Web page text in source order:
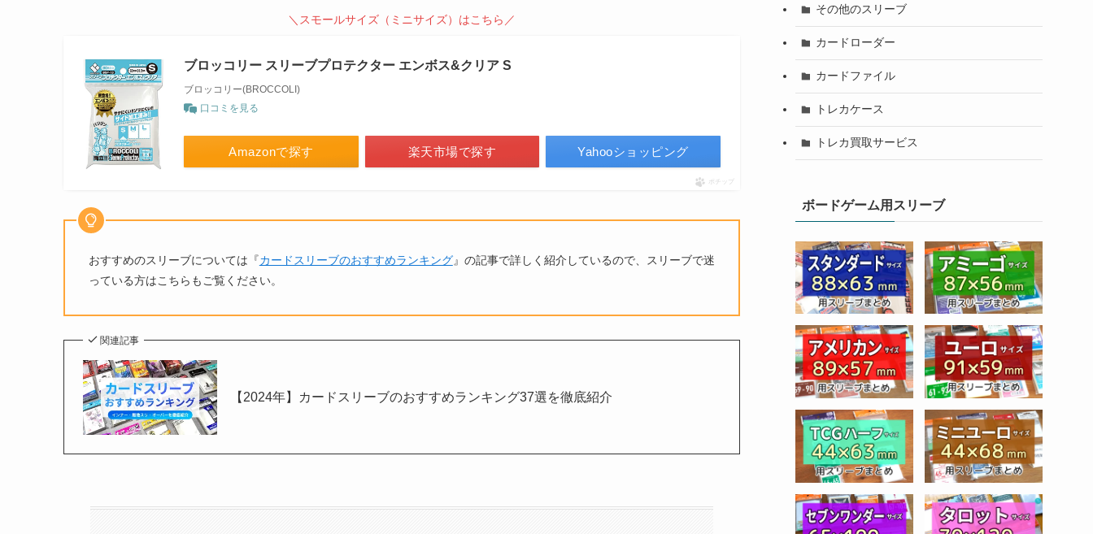
＼スモールサイズ（ミニサイズ）はこちら／
ブロッコリー スリーブプロテクター エンボス&クリア S
ブロッコリー(BROCCOLI)
口コミを見る
Amazonで探す 楽天市場で探す Yahooショッピング
ポチップ
おすすめのスリーブについては『カードスリーブのおすすめランキング』の記事で詳しく紹介しているので、スリーブで迷
っている方はこちらもご覧ください。
関連記事
【2024年】カードスリーブのおすすめランキング37選を徹底紹介
その他のスリーブ
カードローダー
カードファイル
トレカケース
トレカ買取サービス
ボードゲーム用スリーブ